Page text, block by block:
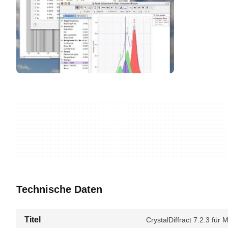
Technische Daten
Titel CrystalDiffract 7.2.3 für